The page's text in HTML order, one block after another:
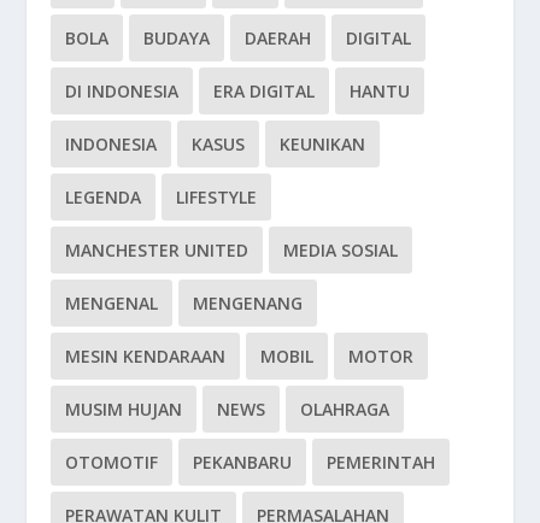
BOLA BUDAYA DAERAH DIGITAL
DI INDONESIA ERA DIGITAL HANTU
INDONESIA KASUS KEUNIKAN
LEGENDA LIFESTYLE
MANCHESTER UNITED MEDIA SOSIAL
MENGENAL MENGENANG
MESIN KENDARAAN MOBIL MOTOR
MUSIM HUJAN NEWS OLAHRAGA
OTOMOTIF PEKANBARU PEMERINTAH
PERAWATAN KULIT PERMASALAHAN